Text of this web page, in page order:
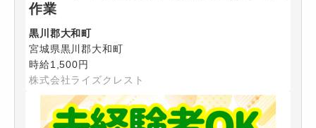
作業
黒川郡大和町
宮城県黒川郡大和町
時給1,500円
株式会社ライズクレスト